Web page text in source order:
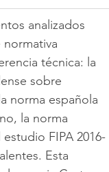
analizados
técnica: la
sobre
norma española
la norma
FIPA 2016-
Esta